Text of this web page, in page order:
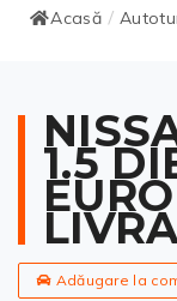
Acasă /
1.5
Adăugare la